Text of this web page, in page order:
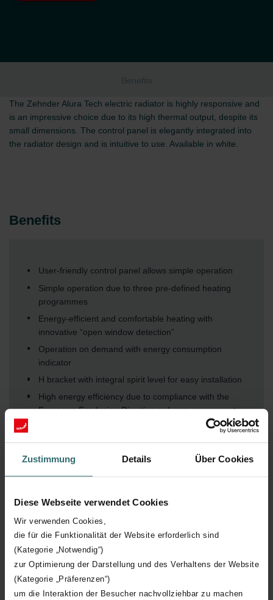
Zustimmung Details Über Cookies
Diese Webseite verwendet Cookies
Wir verwenden Cookies,
die für die Funktionalität der Website erforderlich sind
(Kategorie „Notwendig“)
zur Optimierung der Darstellung und des Verhaltens der Website
(Kategorie „Präferenzen“)
um die Interaktion der Besucher nachvollziehbar zu machen
Benefits
The Zehnder Alura Tech electric radiator is highly responsive and
is an impressive choice due to its high thermal output, despite its
small dimensions. The control panel is elegantly integrated into
the radiator design and is intuitive to use. Available in white.
Benefits
User-friendly control panel allows simple operation
Simple operation due to three pre-defined heating
programmes
Energy-efficient and comfortable heating with
innovative “open window detection”
Operation on demand with energy consumption
indicator
H bracket with integral spirit level for easy installation
High energy efficiency due to compliance with the
European Ecodesign Directive reduces energy costs
Low energy consumption of only 0.5 W or less in
stand-by mode for increased energy efficiency
Aesthetically pleasing design with perfectly integrated
convenient, on-demand operation
Increased safety with keylock
7-day programmable function
Show more